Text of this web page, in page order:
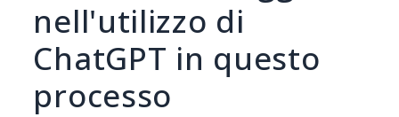
nell'utilizzo di
ChatGPT in questo
processo